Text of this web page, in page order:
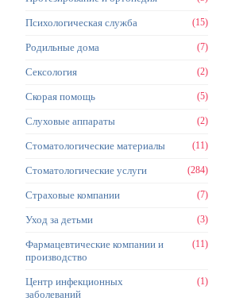
Психологическая служба (15)
Родильные дома (7)
Сексология (2)
Скорая помощь (5)
Слуховые аппараты (2)
Стоматологические материалы (11)
Стоматологические услуги (284)
Страховые компании (7)
Уход за детьми (3)
Фармацевтические компании и
производство
(11)
Центр инфекционных
заболеваний
(1)